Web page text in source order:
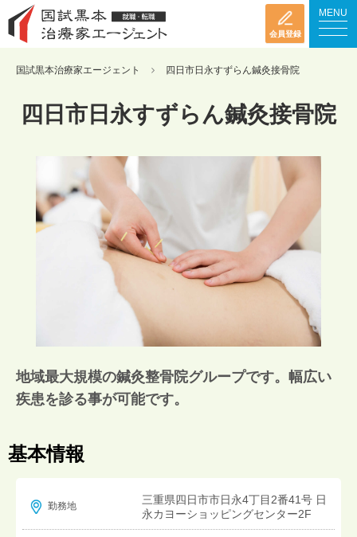
会員登録
MENU
国試黒本治療家エージェント 四日市日永すずらん鍼灸接骨院
四日市日永すずらん鍼灸接骨院
地域最大規模の鍼灸整骨院グループです。幅広い
疾患を診る事が可能です。
基本情報
勤務地
三重県四日市市日永4丁目2番41号 日
永カヨーショッピングセンター2F